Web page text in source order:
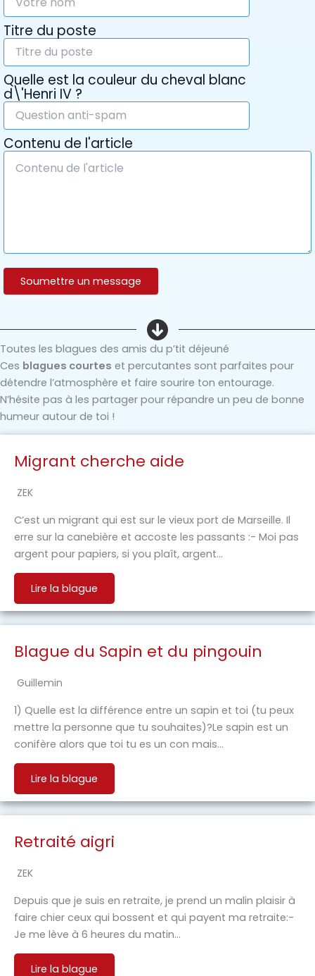
Titre du poste
Quelle est la couleur du cheval blanc
d\'Henri IV ?
Contenu de l'article
Toutes les blagues des amis du p’tit déjeuné
Ces blagues courtes et percutantes sont parfaites pour
détendre l’atmosphère et faire sourire ton entourage.
N’hésite pas à les partager pour répandre un peu de bonne
humeur autour de toi !
Migrant cherche aide
ZEK
C’est un migrant qui est sur le vieux port de Marseille. Il
erre sur la canebière et accoste les passants :- Moi pas
argent pour papiers, si you plaît, argent…
Lire la blague
Blague du Sapin et du pingouin
Guillemin
1) Quelle est la différence entre un sapin et toi (tu peux
mettre la personne que tu souhaites)?Le sapin est un
conifère alors que toi tu es un con mais…
Lire la blague
Retraité aigri
ZEK
Depuis que je suis en retraite, je prend un malin plaisir à
faire chier ceux qui bossent et qui payent ma retraite:-
Je me lève à 6 heures du matin…
Lire la blague